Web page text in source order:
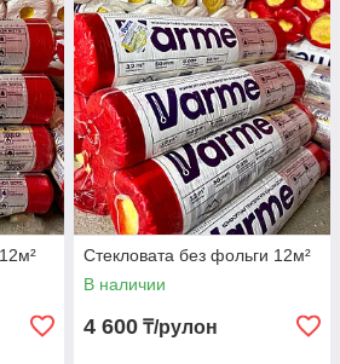
Стекловата без фольги 12м²
В наличии
4 600 ₸/рулон